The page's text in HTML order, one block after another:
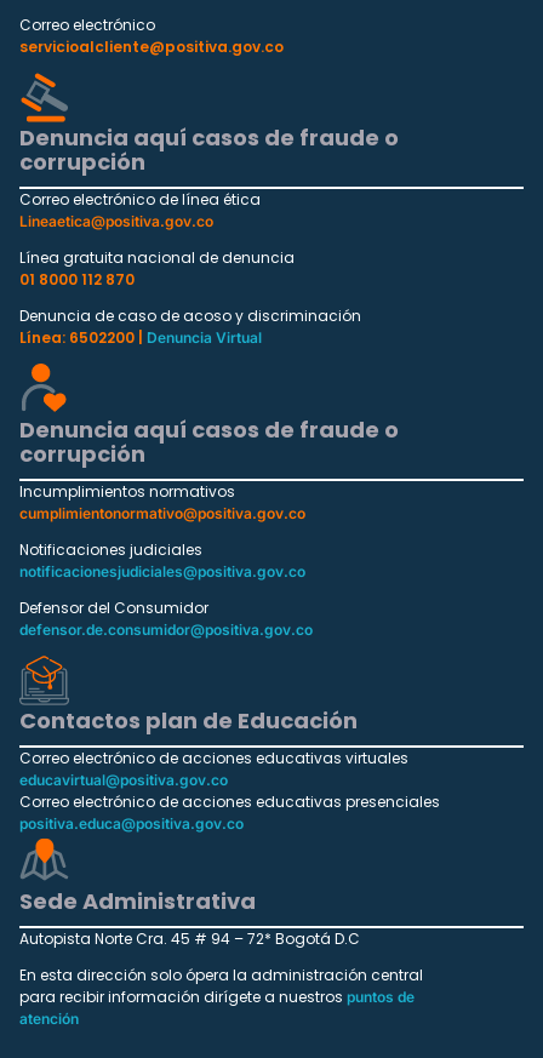
Correo electrónico
servicioalcliente@positiva.gov.co
Denuncia aquí casos de fraude o
corrupción
Correo electrónico de línea ética
Lineaetica@positiva.gov.co
Línea gratuita nacional de denuncia
01 8000 112 870
Denuncia de caso de acoso y discriminación
Línea: 6502200 |
Denuncia Virtual
Denuncia aquí casos de fraude o
corrupción
Incumplimientos normativos
cumplimientonormativo@positiva.gov.co
Notificaciones judiciales
notificacionesjudiciales@positiva.gov.co
Defensor del Consumidor
defensor.de.consumidor@positiva.gov.co
Contactos plan de Educación
Correo electrónico de acciones educativas virtuales
educavirtual@positiva.gov.co
Correo electrónico de acciones educativas presenciales
positiva.educa@positiva.gov.co
Sede Administrativa
Autopista Norte Cra. 45 # 94 – 72* Bogotá D.C
En esta dirección solo ópera la administración central
para recibir información dirígete a nuestros puntos de
atención